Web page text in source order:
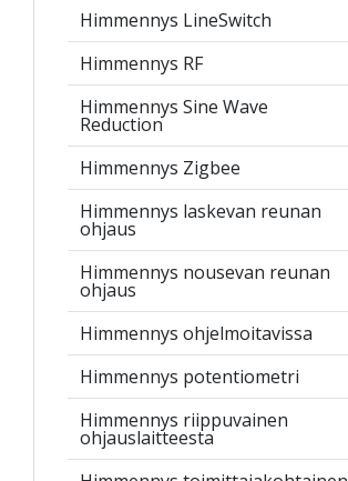
Himmennys LineSwitch
Himmennys RF
Himmennys Sine Wave
Reduction
Himmennys Zigbee
Himmennys laskevan reunan
ohjaus
Himmennys nousevan reunan
ohjaus
Himmennys ohjelmoitavissa
Himmennys potentiometri
Himmennys riippuvainen
ohjauslaitteesta